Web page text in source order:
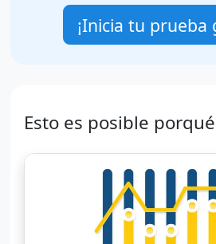
¡Inicia tu prueba
Esto es posible porqué